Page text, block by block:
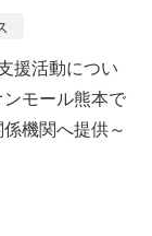
援活動につい
モール熊本で
機関へ提供～